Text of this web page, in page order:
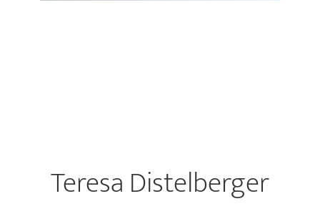
Teresa Distelberger